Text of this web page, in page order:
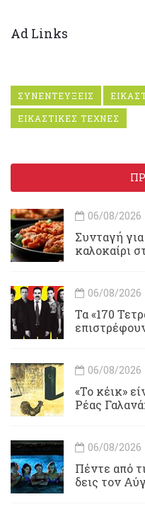
Ad Links
ΣΥΝΕΝΤΕΥΞΕΙΣ
ΕΙΚΑΣΤΙΚΕΣ ΤΕΧΝΕΣ
06/08/2026
Συνταγή
καλοκαίρι
06/08/2026
Τα «170
06/08/2026
«Το κέικ»
Ρέας
06/08/2026
Πέντε από
δεις τον